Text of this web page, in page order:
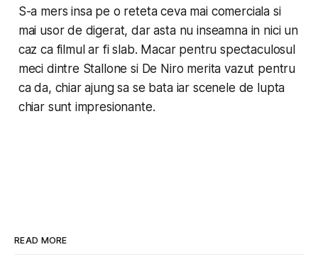
S-a mers insa pe o reteta ceva mai comerciala si
mai usor de digerat, dar asta nu inseamna in nici un
caz ca filmul ar fi slab. Macar pentru spectaculosul
meci dintre Stallone si De Niro merita vazut pentru
ca da, chiar ajung sa se bata iar scenele de lupta
chiar sunt impresionante.
READ MORE